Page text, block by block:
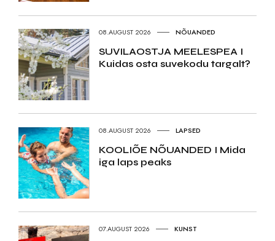
08.AUGUST 2026 NÕUANDED
SUVILAOSTJA MEELESPEA I
Kuidas osta suvekodu targalt?
08.AUGUST 2026 LAPSED
KOOLIÕE NÕUANDED I Mida
iga laps peaks
07.AUGUST 2026 KUNST